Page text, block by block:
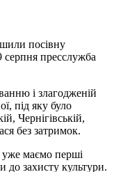
посівну
серпня пресслужба
і злагодженій
під яку було
Чернігівській,
без затримок.
уже маємо перші
до захисту культури.